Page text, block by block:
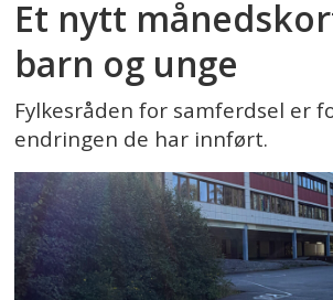
Et nytt
barn og unge
Fylkesråden for samferdsel er
endringen de har innført.